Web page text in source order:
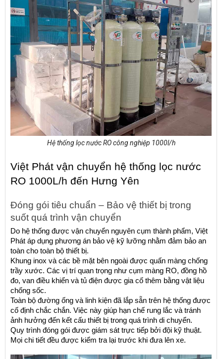
Hệ thống lọc nước RO công nghiệp 1000l/h
Việt Phát vận chuyển hệ thống lọc nước
RO 1000L/h đến Hưng Yên
Đóng gói tiêu chuẩn – Bảo vệ thiết bị trong
suốt quá trình vận chuyển
Do hệ thống được vận chuyển nguyên cụm thành phẩm, Việt
Phát áp dụng phương án bảo vệ kỹ lưỡng nhằm đảm bảo an
toàn cho toàn bộ thiết bị.
Khung inox và các bề mặt bên ngoài được quấn màng chống
trầy xước. Các vị trí quan trọng như cụm màng RO, đồng hồ
đo, van điều khiển và tủ điện được gia cố thêm bằng vật liệu
chống sốc.
Toàn bộ đường ống và linh kiện đã lắp sẵn trên hệ thống được
cố định chắc chắn. Việc này giúp hạn chế rung lắc và tránh
ảnh hưởng đến kết cấu thiết bị trong quá trình di chuyển.
Quy trình đóng gói được giám sát trực tiếp bởi đội kỹ thuật.
Mọi chi tiết đều được kiểm tra lại trước khi đưa lên xe.